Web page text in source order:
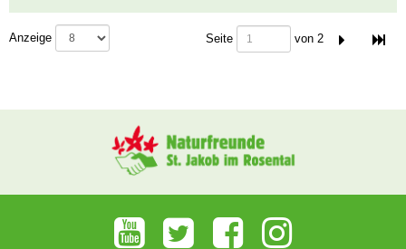
Anzeige
Seitennummer
Seite von 2